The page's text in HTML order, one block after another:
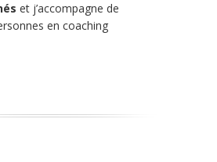
et j’accompagne de
en coaching